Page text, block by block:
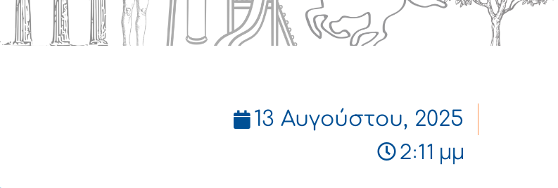
13 Αυγούστου, 2025
2:11 μμ